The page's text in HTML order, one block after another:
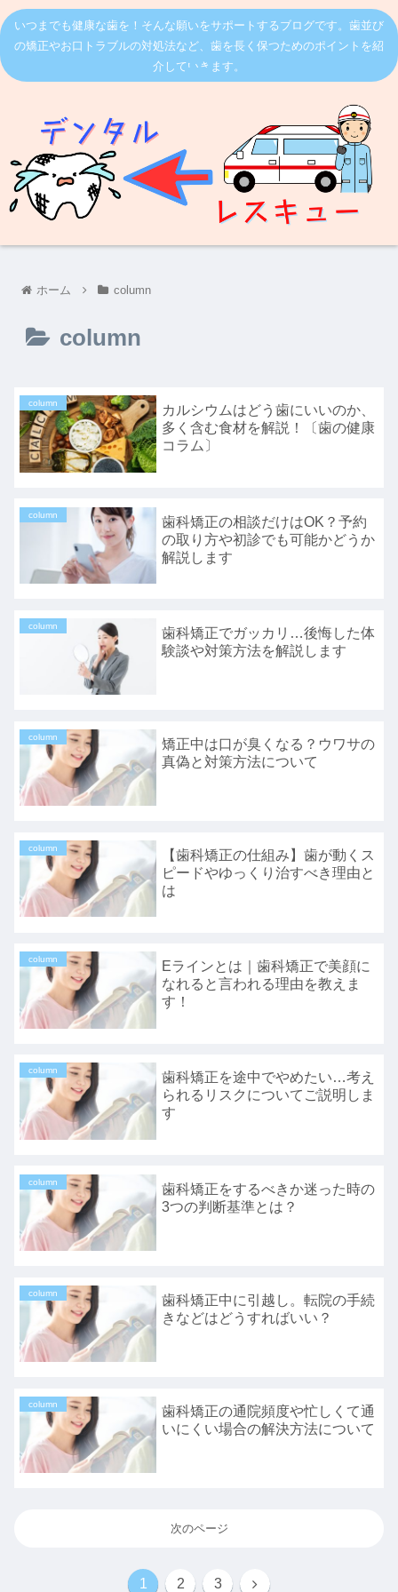
いつまでも健康な歯を！そんな願いをサポートするブログです。歯並び
の矯正やお口トラブルの対処法など、歯を長く保つためのポイントを紹
介していきます。
ホーム column
column
column
カルシウムはどう歯にいいのか、
多く含む食材を解説！〔歯の健康
コラム〕
column
歯科矯正の相談だけはOK？予約
の取り方や初診でも可能かどうか
解説します
column
歯科矯正でガッカリ…後悔した体
験談や対策方法を解説します
column
矯正中は口が臭くなる？ウワサの
真偽と対策方法について
column
【歯科矯正の仕組み】歯が動くス
ピードやゆっくり治すべき理由と
は
column
Eラインとは｜歯科矯正で美顔に
なれると言われる理由を教えま
す！
column
歯科矯正を途中でやめたい…考え
られるリスクについてご説明しま
す
column
歯科矯正をするべきか迷った時の
3つの判断基準とは？
column
歯科矯正中に引越し。転院の手続
きなどはどうすればいい？
column
歯科矯正の通院頻度や忙しくて通
いにくい場合の解決方法について
次のページ
1 2 3